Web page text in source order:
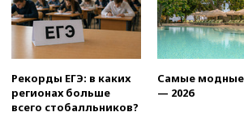
00:01
Трамп заявил о
необходимости
арсенала США
вчера, 23:28Слуцкий
признать «Яблоко»
нежелательной
Рекорды ЕГЭ: в каких
регионах больше
всего стобалльников?
Самые
— 2026